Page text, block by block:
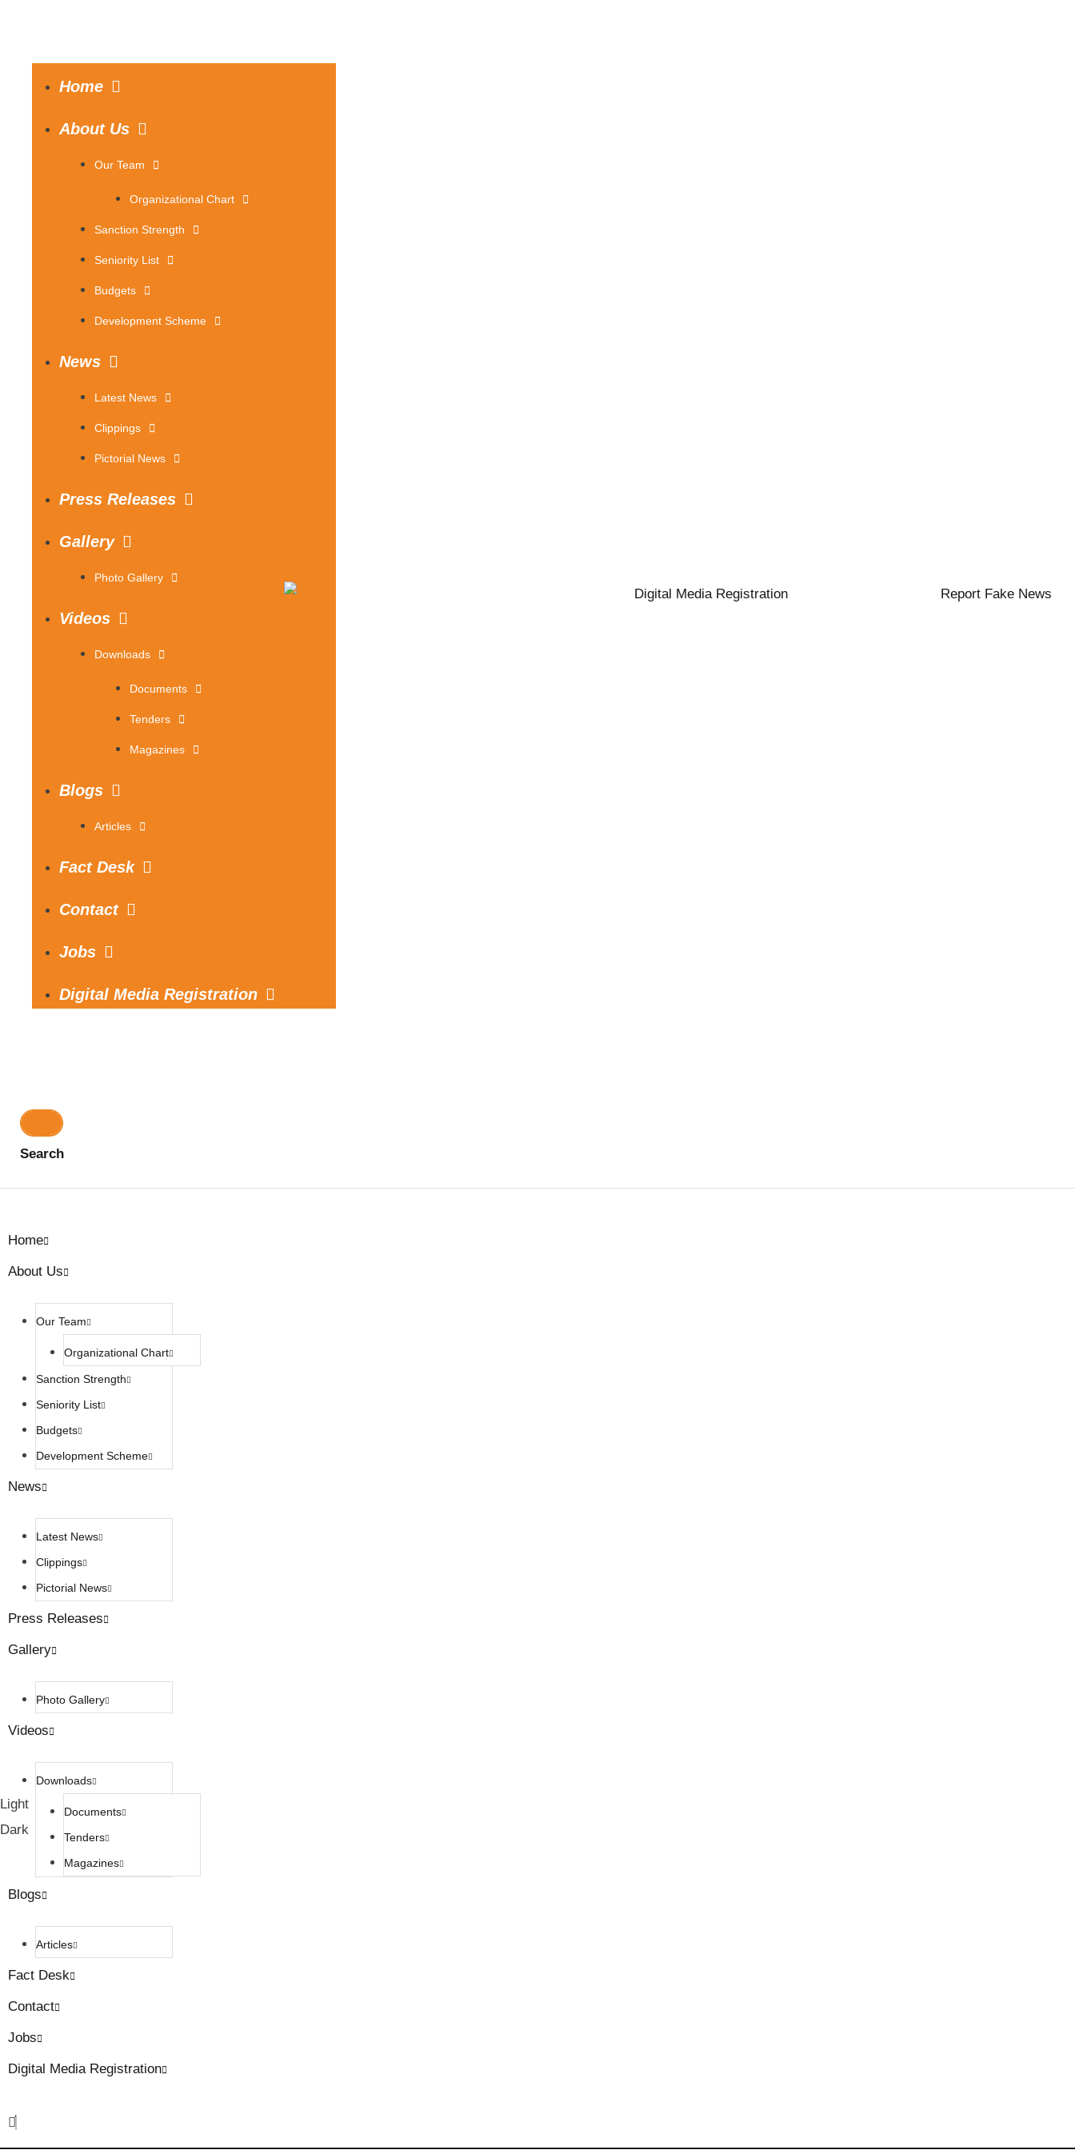
Home
About Us
Our Team
Organizational Chart
Sanction Strength
Seniority List
Budgets
Development Scheme
News
Latest News
Clippings
Pictorial News
Press Releases
Gallery
Photo Gallery
Videos
Downloads
Documents
Tenders
Magazines
Blogs
Articles
Fact Desk
Contact
Jobs
Digital Media Registration
Search
Digital Media Registration Report Fake News
Light
Dark
Home
About Us
Our Team
Organizational Chart
Sanction Strength
Seniority List
Budgets
Development Scheme
News
Latest News
Clippings
Pictorial News
Press Releases
Gallery
Photo Gallery
Videos
Downloads
Documents
Tenders
Magazines
Blogs
Articles
Fact Desk
Contact
Jobs
Digital Media Registration